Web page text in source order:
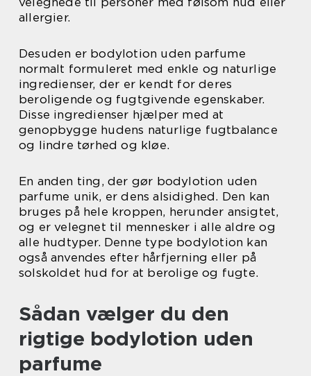
allergier.
Desuden er bodylotion uden parfume
normalt formuleret med enkle og naturlige
ingredienser, der er kendt for deres
beroligende og fugtgivende egenskaber.
Disse ingredienser hjælper med at
genopbygge hudens naturlige fugtbalance
og lindre tørhed og kløe.
En anden ting, der gør bodylotion uden
parfume unik, er dens alsidighed. Den kan
bruges på hele kroppen, herunder ansigtet,
og er velegnet til mennesker i alle aldre og
alle hudtyper. Denne type bodylotion kan
også anvendes efter hårfjerning eller på
solskoldet hud for at berolige og fugte.
Sådan vælger du den
rigtige bodylotion uden
parfume